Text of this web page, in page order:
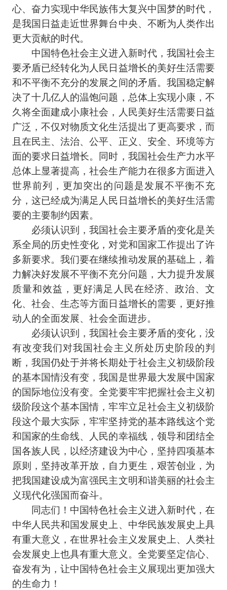
心、奋力实现中华民族伟大复兴中国梦的时代，
是我国日益走近世界舞台中央、不断为人类作出
更大贡献的时代。
中国特色社会主义进入新时代，我国社会主
要矛盾已经转化为人民日益增长的美好生活需要
和不平衡不充分的发展之间的矛盾。我国稳定解
决了十几亿人的温饱问题，总体上实现小康，不
久将全面建成小康社会，人民美好生活需要日益
广泛，不仅对物质文化生活提出了更高要求，而
且在民主、法治、公平、正义、安全、环境等方
面的要求日益增长。同时，我国社会生产力水平
总体上显著提高，社会生产能力在很多方面进入
世界前列，更加突出的问题是发展不平衡不充
分，这已经成为满足人民日益增长的美好生活需
要的主要制约因素。
必须认识到，我国社会主要矛盾的变化是关
系全局的历史性变化，对党和国家工作提出了许
多新要求。我们要在继续推动发展的基础上，着
力解决好发展不平衡不充分问题，大力提升发展
质量和效益，更好满足人民在经济、政治、文
化、社会、生态等方面日益增长的需要，更好推
动人的全面发展、社会全面进步。
必须认识到，我国社会主要矛盾的变化，没
有改变我们对我国社会主义所处历史阶段的判
断，我国仍处于并将长期处于社会主义初级阶段
的基本国情没有变，我国是世界最大发展中国家
的国际地位没有变。全党要牢牢把握社会主义初
级阶段这个基本国情，牢牢立足社会主义初级阶
段这个最大实际，牢牢坚持党的基本路线这个党
和国家的生命线、人民的幸福线，领导和团结全
国各族人民，以经济建设为中心，坚持四项基本
原则，坚持改革开放，自力更生，艰苦创业，为
把我国建设成为富强民主文明和谐美丽的社会主
义现代化强国而奋斗。
同志们！中国特色社会主义进入新时代，在
中华人民共和国发展史上、中华民族发展史上具
有重大意义，在世界社会主义发展史上、人类社
会发展史上也具有重大意义。全党要坚定信心、
奋发有为，让中国特色社会主义展现出更加强大
的生命力！